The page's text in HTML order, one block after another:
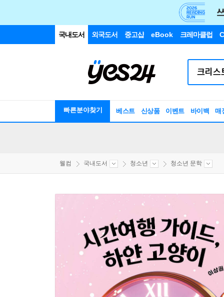
국내도서 외국도서 중고샵 eBook 크레마클럽
빠른분야찾기 베스트 신상품 이벤트 바이백 매
웰컴 국내도서 청소년 청소년 문학